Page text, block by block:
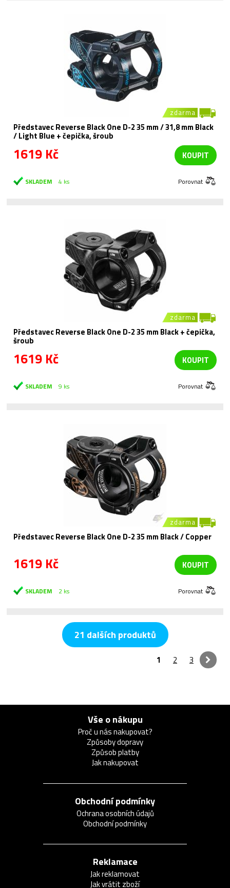
zdarma
Představec Reverse Black One D-2 35 mm / 31,8 mm Black
/ Light Blue + čepička, šroub
1619 Kč KOUPIT
SKLADEM 4 ks Porovnat
zdarma
Představec Reverse Black One D-2 35 mm Black + čepička,
šroub
1619 Kč KOUPIT
SKLADEM 9 ks Porovnat
zdarma
Představec Reverse Black One D-2 35 mm Black / Copper
1619 Kč KOUPIT
SKLADEM 2 ks Porovnat
21 dalších produktů
1 2 3
Vše o nákupu
Proč u nás nakupovat?
Způsoby dopravy
Způsob platby
Jak nakupovat
Obchodní podmínky
Ochrana osobních údajů
Obchodní podmínky
Reklamace
Jak reklamovat
Jak vrátit zboží